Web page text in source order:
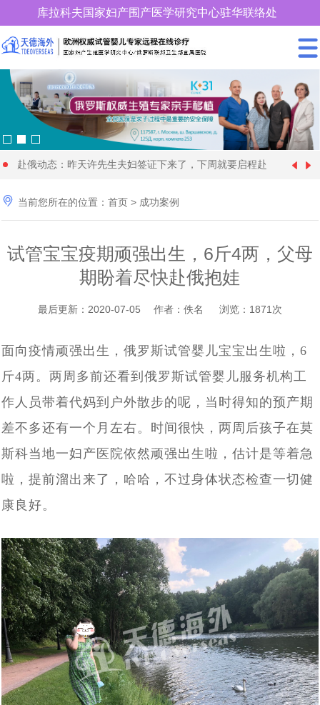
库拉科夫国家妇产围产医学研究中心驻华联络处
400-900-3185
赴俄动态：昨天许先生夫妇签证下来了，下周就要启程赴
[2024-09-20]
28 岁俄罗斯姑娘与57 岁的土耳其富商在格鲁吉亚代怀生
怀求子，现成功移植 [2024-08-28]
快要分娩了，马上8个月，俄罗斯试管婴儿机构开始为黄
[2024-08-11]
36岁单身女性赴俄罗斯找了一位同岁的代妈试管婴儿代怀
求子，正做非侵入性产前检查 [2024-06-22]
为什么适龄生育可以降低隐形基因遗传病的发病率_天德
激动 [2024-05-31]
对于女生结婚不愿生孩子，很多男生可以接受，但是不能
接受不孕不育 [2024-05-15]
上个月赴俄罗斯试管婴儿助孕的陈先生的胚胎筛查结果出
来了， 5颗囊胚2颗过检（合格），2个男孩 [2024-05-07]
大龄女性单身做试管求子：我只是没结婚，不代表我就没
04-24]
已经能听到孩子心跳了 [2024-04-15]
上周43岁陈先生夫妇赴俄罗斯试管婴儿求子，取得9颗卵
子8颗卵子成熟6颗成功受精5颗进入了囊胚阶段，超过了平均
水平 [2024-04-08]
血测HCG值为 398，上个月中旬赴俄罗斯要赴莫斯科做试
管婴儿一对常女士夫妇成功怀孕了
刚刚检查显示胎儿已经三个月了，这对“夫妻”赴俄罗斯试
03-25]
莫斯科在做促排卵 [2024-03-18]
20多岁的小夫妻，国内试管婴儿移植5未着床，如果是你
该如何应对 [2024-03-13]
陕西姑娘与南京小伙赴俄罗斯自卵代孕上周已经完成取
卵，取12枚卵子，9枚成熟 ，期待后续胚胎培育结果
[2024-03-06]
今天收到白俄罗斯方面妊娠成功消息，又有一对90后南京
夫妇在俄罗斯做试管婴儿再到白俄罗斯找代妈做代孕，终究
怀上了 [2024-02-19]
北京青年与西安姑娘跨越三国、行程万里试管求子，没有
什么能挡住我们为人父母的梦想_白俄罗斯代孕 [2024-01-
29]
单身人群赴白俄罗斯代孕求子现状：买张机票就出发签证
都不用办_国外出生的孩子回出国上户口这样办 [2024-01-
14]
外国人赴白俄罗斯代孕现状：法律是支持的，民众也是有
误解的 [2024-01-05]
莫斯科试管婴儿医院排名_在莫斯科的俄罗斯试管婴儿医
 当前您所在的位置：首页 > 成功案例
试管宝宝疫期顽强出生，6斤4两，父母
期盼着尽快赴俄抱娃
最后更新：2020-07-05 作者：佚名 浏览：1871次
面向疫情顽强出生，俄罗斯试管婴儿宝宝出生啦，6
斤4两。两周多前还看到俄罗斯试管婴儿服务机构工
作人员带着代妈到户外散步的呢，当时得知的预产期
差不多还有一个月左右。时间很快，两周后孩子在莫
斯科当地一妇产医院依然顽强出生啦，估计是等着急
啦，提前溜出来了，哈哈，不过身体状态检查一切健
康良好。